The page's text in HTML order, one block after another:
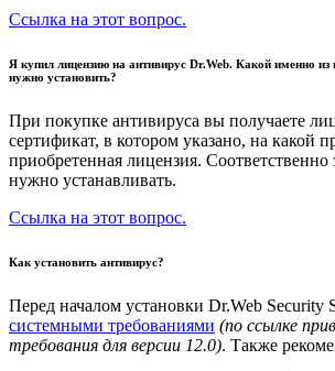
Ссылка на этот вопрос.
Я купил лицензию на антивирус Dr.Web. Какой именно
нужно установить?
При покупке антивируса вы получаете
сертификат, в котором указано, на какой
приобретенная лицензия. Соответственно
нужно устанавливать.
Ссылка на этот вопрос.
Как установить антивирус?
Перед началом установки Dr.Web Security
системными требованиями (по ссылке
требования для версии 12.0). Также